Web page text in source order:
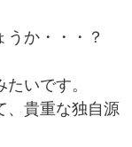
か・・・？
いです。
、貴重な独自源